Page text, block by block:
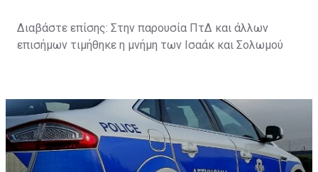
Διαβάστε επίσης: Στην παρουσία ΠτΔ και άλλων
επισήμων τιμήθηκε η μνήμη των Ισαάκ και Σολωμού